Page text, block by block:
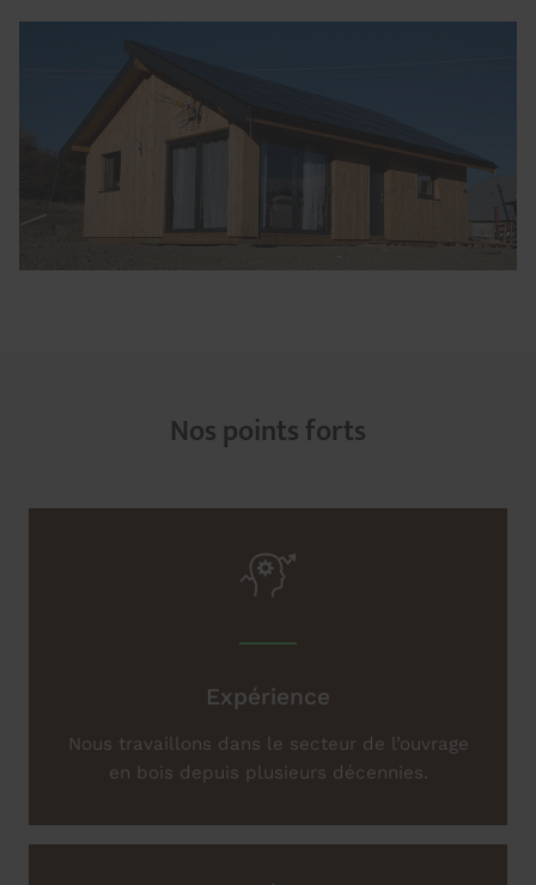
Nos points forts
Expérience
Nous travaillons dans le secteur de l’ouvrage
en bois depuis plusieurs décennies.